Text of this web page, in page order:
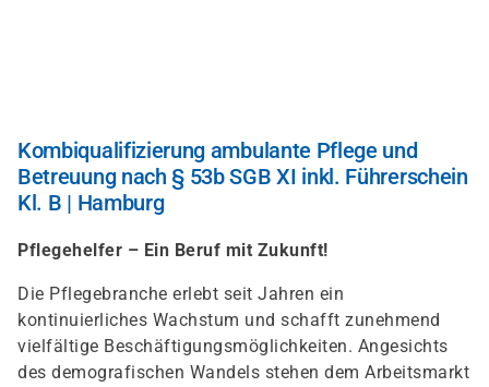
Kombiqualifizierung ambulante Pflege und
Betreuung nach § 53b SGB XI inkl. Führerschein
Kl. B | Hamburg
Pflegehelfer – Ein Beruf mit Zukunft!
Die Pflegebranche erlebt seit Jahren ein
kontinuierliches Wachstum und schafft zunehmend
vielfältige Beschäftigungsmöglichkeiten. Angesichts
des demografischen Wandels stehen dem Arbeitsmarkt